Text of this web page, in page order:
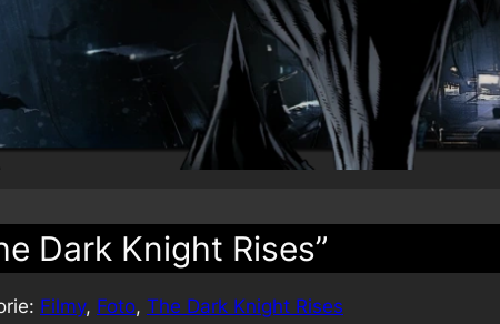
Dark Knight Rises”
Filmy, Foto, The Dark Knight Rises